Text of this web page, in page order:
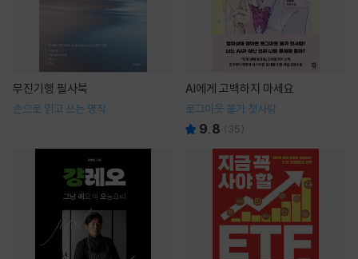
무진기행 필사북
손으로 읽고 쓰는 명작
AI에게 고백하지 마세요
로그아웃 불가 첫사랑
9.8 ( 35)